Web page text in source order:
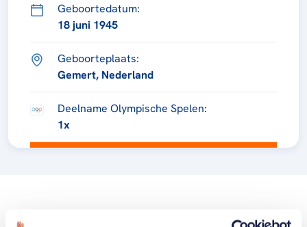
Geboortedatum:
18 juni 1945
Geboorteplaats:
Gemert, Nederland
Deelname Olympische Spelen:
1x